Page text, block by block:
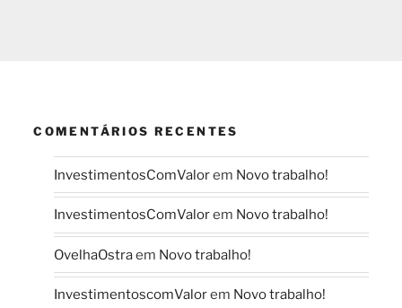
COMENTÁRIOS RECENTES
InvestimentosComValorem Novo trabalho!
InvestimentosComValorem Novo trabalho!
OvelhaOstraem Novo trabalho!
InvestimentoscomValorem Novo trabalho!